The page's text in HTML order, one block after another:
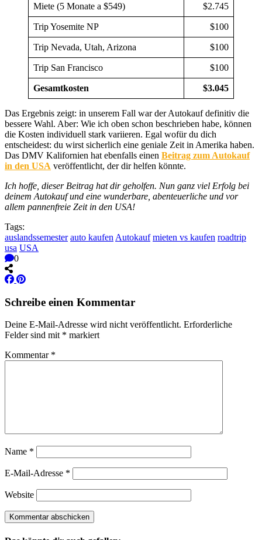
Miete (5 Monate a $549) $2.745
Trip Yosemite NP $100
Trip Nevada, Utah, Arizona $100
Trip San Francisco $100
Gesamtkosten $3.045
Das Ergebnis zeigt: in unserem Fall war der Autokauf definitiv die
bessere Wahl. Aber: Wie ich oben schon beschrieben habe, können
die Kosten individuell stark variieren. Egal wofür du dich
entscheidest: du wirst sicherlich eine geniale Zeit in Amerika haben.
Das DMV Kalifornien hat ebenfalls einen Beitrag zum Autokauf
in den USA veröffentlicht, der dir helfen könnte.
Ich hoffe, dieser Beitrag hat dir geholfen. Nun ganz viel Erfolg bei
deinem Autokauf und eine wunderbare, abenteuerliche und vor
allem pannenfreie Zeit in den USA!
Tags:
auslandssemester auto kaufen Autokauf mieten vs kaufen roadtrip
usa USA
0
Schreibe einen Kommentar
Deine E-Mail-Adresse wird nicht veröffentlicht. Erforderliche
Felder sind mit * markiert
Kommentar *
Name *
E-Mail-Adresse *
Website